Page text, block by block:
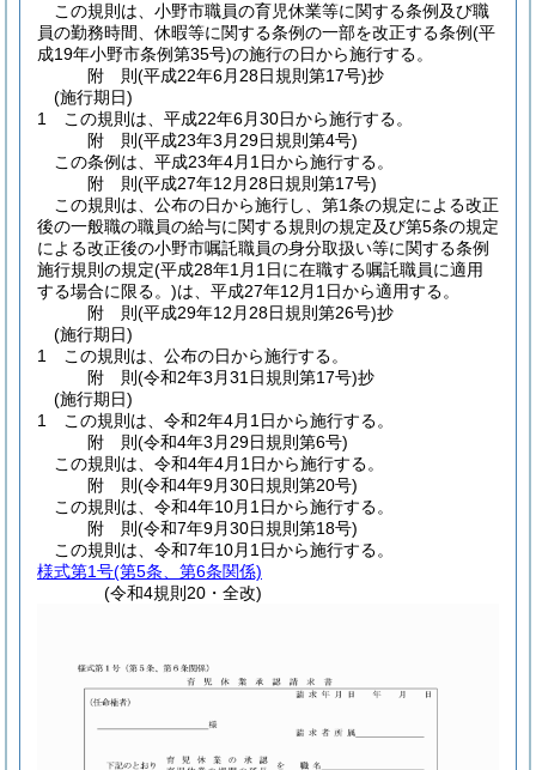
この規則は、小野市職員の育児休業等に関する条例及び職
員の勤務時間、休暇等に関する条例の一部を改正する条例(平
成19年小野市条例第35号)の施行の日から施行する。
附 則(平成22年6月28日規則第17号)抄
(施行期日)
1
この規則は、平成22年6月30日から施行する。
附 則(平成23年3月29日規則第4号)
この条例は、平成23年4月1日から施行する。
附 則(平成27年12月28日規則第17号)
この規則は、公布の日から施行し、第1条の規定による改正
後の一般職の職員の給与に関する規則の規定及び第5条の規定
による改正後の小野市嘱託職員の身分取扱い等に関する条例
施行規則の規定(平成28年1月1日に在職する嘱託職員に適用
する場合に限る。)は、平成27年12月1日から適用する。
附 則(平成29年12月28日規則第26号)抄
(施行期日)
1
この規則は、公布の日から施行する。
附 則(令和2年3月31日規則第17号)抄
(施行期日)
1
この規則は、令和2年4月1日から施行する。
附 則(令和4年3月29日規則第6号)
この規則は、令和4年4月1日から施行する。
附 則(令和4年9月30日規則第20号)
この規則は、令和4年10月1日から施行する。
附 則(令和7年9月30日規則第18号)
この規則は、令和7年10月1日から施行する。
様式第1号(第5条、第6条関係)
(令和4規則20・全改)